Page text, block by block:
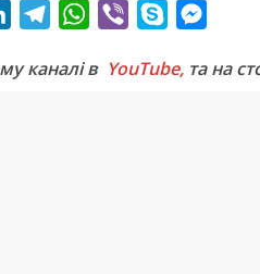
n
l
W
a
b
y
s
каналі в YouTube, та на